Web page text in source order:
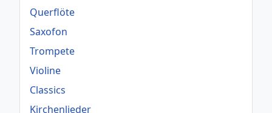
Querflöte
Saxofon
Trompete
Violine
Classics
Kirchenlieder